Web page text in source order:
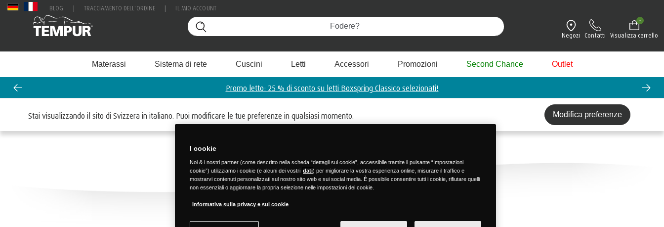
BLOG TRACCIAMENTO DELL'ORDINE IL MIO ACCOUNT
Negozi Contatti Visualizza carrello
-
Materassi Sistema di rete Cuscini Letti Accessori Promozioni Second Chance Outlet
Promo letto: 25 % di sconto su letti Boxspring Classico selezionati!
Stai visualizzando il sito di Svizzera in italiano. Puoi modificare le tue preferenze in qualsiasi momento. Modifica preferenze
MODALITÀ DI PAGAMENTO
I cookie
Noi & i nostri partner (come descritto nella scheda “dettagli sui cookie”, accessibile tramite il pulsante “Impostazioni
cookie”) utilizziamo i cookie (e alcuni dei vostri dati) per migliorare la vostra esperienza online, misurare il traffico e
mostrarvi contenuti personalizzati sul nostro sito web e sui social media. È possibile consentire tutti i cookie, rifiutare quelli
non essenziali o aggiornare la propria selezione nelle impostazioni dei cookie.
Informativa sulla privacy e sui cookie